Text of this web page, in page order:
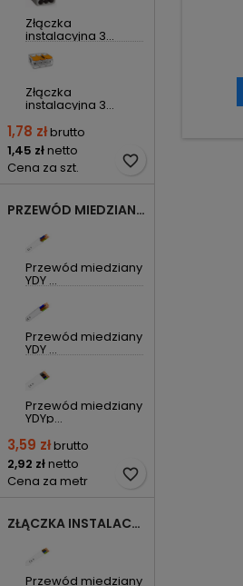
Złączka
instalacyjna 3...
Złączka
instalacyjna 3...
1,78 złbrutto
1,45 złnetto
Cena za szt.
favorite_border
PRZEWÓD MIEDZIANY YDYP DRUT 3X1,5MM2 ŻO 450/750V
Przewód miedziany
YDY ...
Przewód miedziany
YDY ...
Przewód miedziany
YDYp...
3,59 złbrutto
2,92 złnetto
Cena za metr
favorite_border
ZŁĄCZKA INSTALACYJNA 3X COMPACT POMARAŃCZOWA 2273-203 WAGO
Przewód miedziany